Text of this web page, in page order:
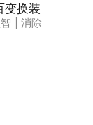
变换装
消除